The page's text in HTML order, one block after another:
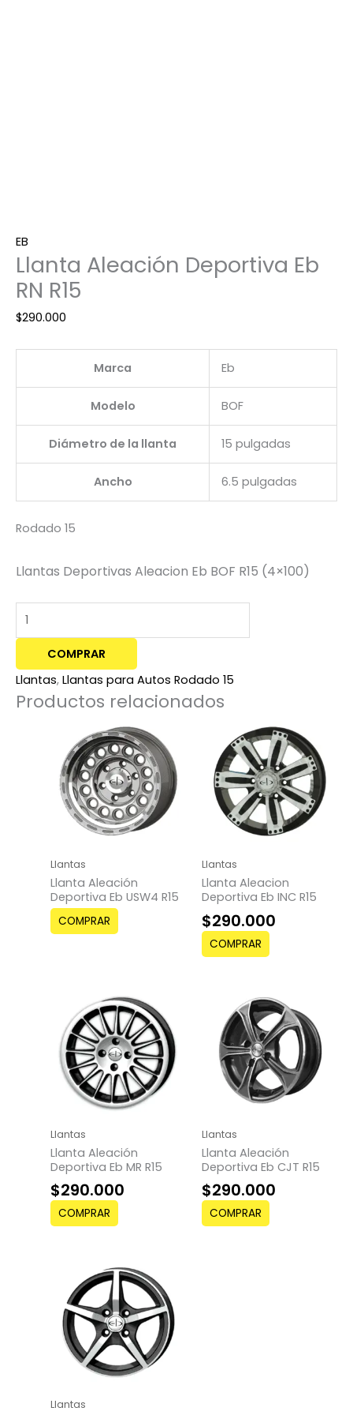
EB
Llanta Aleación Deportiva Eb
RN R15
$290.000
Marca Eb
Modelo BOF
Diámetro de la llanta 15 pulgadas
Ancho 6.5 pulgadas
Rodado 15
Llantas Deportivas Aleacion Eb BOF R15 (4×100)
COMPRAR
Llantas, Llantas para Autos Rodado 15
Productos relacionados
Llantas
Llanta Aleación
Deportiva Eb USW4 R15
COMPRAR
Llantas
Llanta Aleacion
Deportiva Eb INC R15
$290.000
COMPRAR
Llantas
Llanta Aleación
Deportiva Eb MR R15
$290.000
COMPRAR
Llantas
Llanta Aleación
Deportiva Eb CJT R15
$290.000
COMPRAR
Llantas